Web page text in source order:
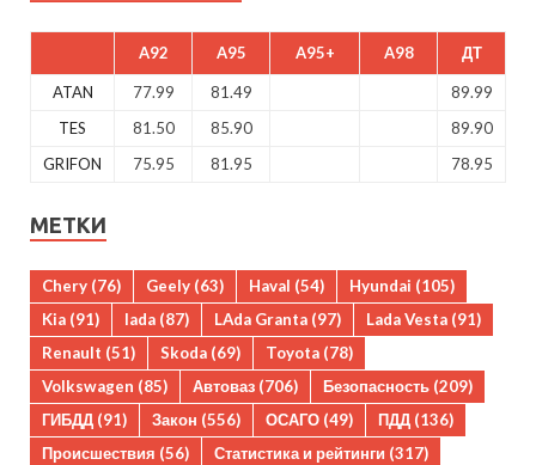
A92 A95 A95+ A98 ДТ
ATAN 77.99 81.49
89.99
TES
81.50 85.90
89.90
GRIFON
75.95 81.95 78.95
МЕТКИ
Chery (76) Geely (63) Haval (54) Hyundai (105)
Kia (91) lada (87) LAda Granta (97) Lada Vesta (91)
Renault (51) Skoda (69) Toyota (78)
Volkswagen (85) Автоваз (706) Безопасность (209)
ГИБДД (91) Закон (556) ОСАГО (49) ПДД (136)
Происшествия (56) Статистика и рейтинги (317)